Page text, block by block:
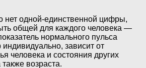
нет одной-единственной цифры,
общей для каждого человека —
нормального пульса
зависит от
человека и состояния других
возраста.